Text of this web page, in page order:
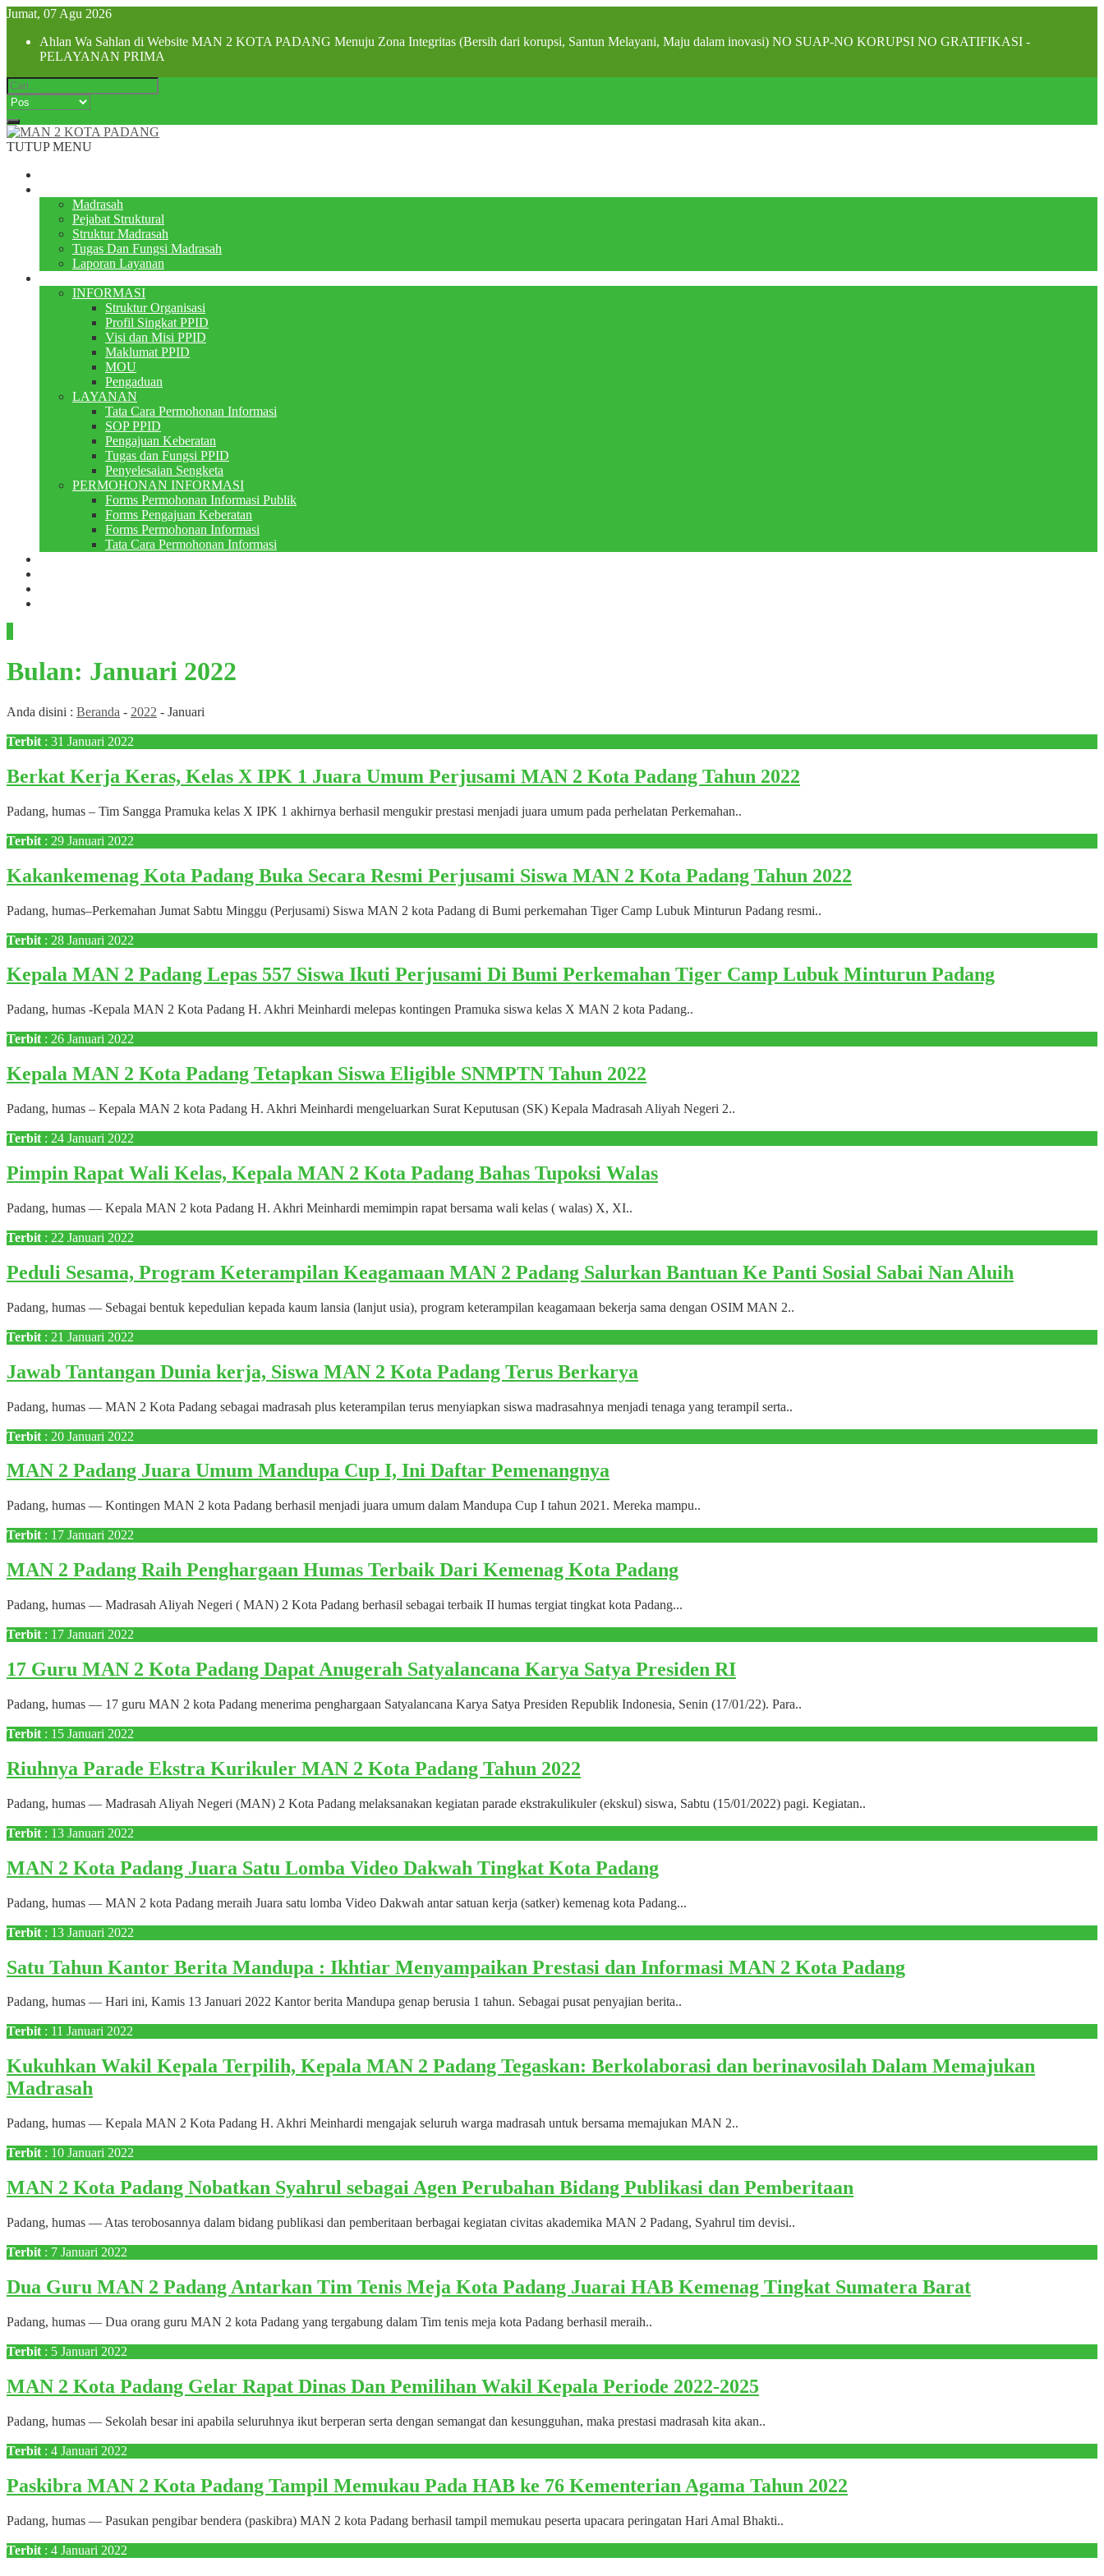
Jumat, 07 Agu 2026
Ahlan Wa Sahlan di Website MAN 2 KOTA PADANG Menuju Zona Integritas (Bersih dari korupsi, Santun Melayani, Maju dalam inovasi) NO SUAP-NO KORUPSI NO GRATIFIKASI -
PELAYANAN PRIMA
TUTUP MENU
Madrasah
Pejabat Struktural
Struktur Madrasah
Tugas Dan Fungsi Madrasah
Laporan Layanan
INFORMASI
Struktur Organisasi
Profil Singkat PPID
Visi dan Misi PPID
Maklumat PPID
MOU
Pengaduan
LAYANAN
Tata Cara Permohonan Informasi
SOP PPID
Pengajuan Keberatan
Tugas dan Fungsi PPID
Penyelesaian Sengketa
PERMOHONAN INFORMASI
Forms Permohonan Informasi Publik
Forms Pengajuan Keberatan
Forms Permohonan Informasi
Tata Cara Permohonan Informasi
Bulan: Januari 2022
Anda disini : Beranda - 2022 - Januari
Terbit : 31 Januari 2022
Berkat Kerja Keras, Kelas X IPK 1 Juara Umum Perjusami MAN 2 Kota Padang Tahun 2022
Padang, humas – Tim Sangga Pramuka kelas X IPK 1 akhirnya berhasil mengukir prestasi menjadi juara umum pada perhelatan Perkemahan..
Terbit : 29 Januari 2022
Kakankemenag Kota Padang Buka Secara Resmi Perjusami Siswa MAN 2 Kota Padang Tahun 2022
Padang, humas–Perkemahan Jumat Sabtu Minggu (Perjusami) Siswa MAN 2 kota Padang di Bumi perkemahan Tiger Camp Lubuk Minturun Padang resmi..
Terbit : 28 Januari 2022
Kepala MAN 2 Padang Lepas 557 Siswa Ikuti Perjusami Di Bumi Perkemahan Tiger Camp Lubuk Minturun Padang
Padang, humas -Kepala MAN 2 Kota Padang H. Akhri Meinhardi melepas kontingen Pramuka siswa kelas X MAN 2 kota Padang..
Terbit : 26 Januari 2022
Kepala MAN 2 Kota Padang Tetapkan Siswa Eligible SNMPTN Tahun 2022
Padang, humas – Kepala MAN 2 kota Padang H. Akhri Meinhardi mengeluarkan Surat Keputusan (SK) Kepala Madrasah Aliyah Negeri 2..
Terbit : 24 Januari 2022
Pimpin Rapat Wali Kelas, Kepala MAN 2 Kota Padang Bahas Tupoksi Walas
Padang, humas — Kepala MAN 2 kota Padang H. Akhri Meinhardi memimpin rapat bersama wali kelas ( walas) X, XI..
Terbit : 22 Januari 2022
Peduli Sesama, Program Keterampilan Keagamaan MAN 2 Padang Salurkan Bantuan Ke Panti Sosial Sabai Nan Aluih
Padang, humas — Sebagai bentuk kepedulian kepada kaum lansia (lanjut usia), program keterampilan keagamaan bekerja sama dengan OSIM MAN 2..
Terbit : 21 Januari 2022
Jawab Tantangan Dunia kerja, Siswa MAN 2 Kota Padang Terus Berkarya
Padang, humas — MAN 2 Kota Padang sebagai madrasah plus keterampilan terus menyiapkan siswa madrasahnya menjadi tenaga yang terampil serta..
Terbit : 20 Januari 2022
MAN 2 Padang Juara Umum Mandupa Cup I, Ini Daftar Pemenangnya
Padang, humas — Kontingen MAN 2 kota Padang berhasil menjadi juara umum dalam Mandupa Cup I tahun 2021. Mereka mampu..
Terbit : 17 Januari 2022
MAN 2 Padang Raih Penghargaan Humas Terbaik Dari Kemenag Kota Padang
Padang, humas — Madrasah Aliyah Negeri ( MAN) 2 Kota Padang berhasil sebagai terbaik II humas tergiat tingkat kota Padang...
Terbit : 17 Januari 2022
17 Guru MAN 2 Kota Padang Dapat Anugerah Satyalancana Karya Satya Presiden RI
Padang, humas — 17 guru MAN 2 kota Padang menerima penghargaan Satyalancana Karya Satya Presiden Republik Indonesia, Senin (17/01/22). Para..
Terbit : 15 Januari 2022
Riuhnya Parade Ekstra Kurikuler MAN 2 Kota Padang Tahun 2022
Padang, humas — Madrasah Aliyah Negeri (MAN) 2 Kota Padang melaksanakan kegiatan parade ekstrakulikuler (ekskul) siswa, Sabtu (15/01/2022) pagi. Kegiatan..
Terbit : 13 Januari 2022
MAN 2 Kota Padang Juara Satu Lomba Video Dakwah Tingkat Kota Padang
Padang, humas — MAN 2 kota Padang meraih Juara satu lomba Video Dakwah antar satuan kerja (satker) kemenag kota Padang...
Terbit : 13 Januari 2022
Satu Tahun Kantor Berita Mandupa : Ikhtiar Menyampaikan Prestasi dan Informasi MAN 2 Kota Padang
Padang, humas — Hari ini, Kamis 13 Januari 2022 Kantor berita Mandupa genap berusia 1 tahun. Sebagai pusat penyajian berita..
Terbit: 11 Januari 2022
Kukuhkan Wakil Kepala Terpilih, Kepala MAN 2 Padang Tegaskan: Berkolaborasi dan berinavosilah Dalam Memajukan
Madrasah
Padang, humas — Kepala MAN 2 Kota Padang H. Akhri Meinhardi mengajak seluruh warga madrasah untuk bersama memajukan MAN 2..
Terbit : 10 Januari 2022
MAN 2 Kota Padang Nobatkan Syahrul sebagai Agen Perubahan Bidang Publikasi dan Pemberitaan
Padang, humas — Atas terobosannya dalam bidang publikasi dan pemberitaan berbagai kegiatan civitas akademika MAN 2 Padang, Syahrul tim devisi..
Terbit : 7 Januari 2022
Dua Guru MAN 2 Padang Antarkan Tim Tenis Meja Kota Padang Juarai HAB Kemenag Tingkat Sumatera Barat
Padang, humas — Dua orang guru MAN 2 kota Padang yang tergabung dalam Tim tenis meja kota Padang berhasil meraih..
Terbit : 5 Januari 2022
MAN 2 Kota Padang Gelar Rapat Dinas Dan Pemilihan Wakil Kepala Periode 2022-2025
Padang, humas — Sekolah besar ini apabila seluruhnya ikut berperan serta dengan semangat dan kesungguhan, maka prestasi madrasah kita akan..
Terbit : 4 Januari 2022
Paskibra MAN 2 Kota Padang Tampil Memukau Pada HAB ke 76 Kementerian Agama Tahun 2022
Padang, humas — Pasukan pengibar bendera (paskibra) MAN 2 kota Padang berhasil tampil memukau peserta upacara peringatan Hari Amal Bhakti..
Terbit : 4 Januari 2022